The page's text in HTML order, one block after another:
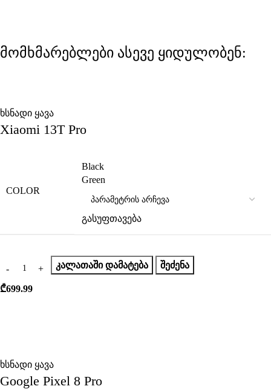
მომხმარებლები ასევე ყიდულობენ:
ხსნადი ყავა
Xiaomi 13T Pro
COLOR
Black
Green
გასუფთავება
ᲙᲐᲚᲐᲗᲐᲨᲘ ᲓᲐᲛᲐᲢᲔᲑᲐ ᲨᲔᲫᲔᲜᲐ
₾699.99
ხსნადი ყავა
Google Pixel 8 Pro